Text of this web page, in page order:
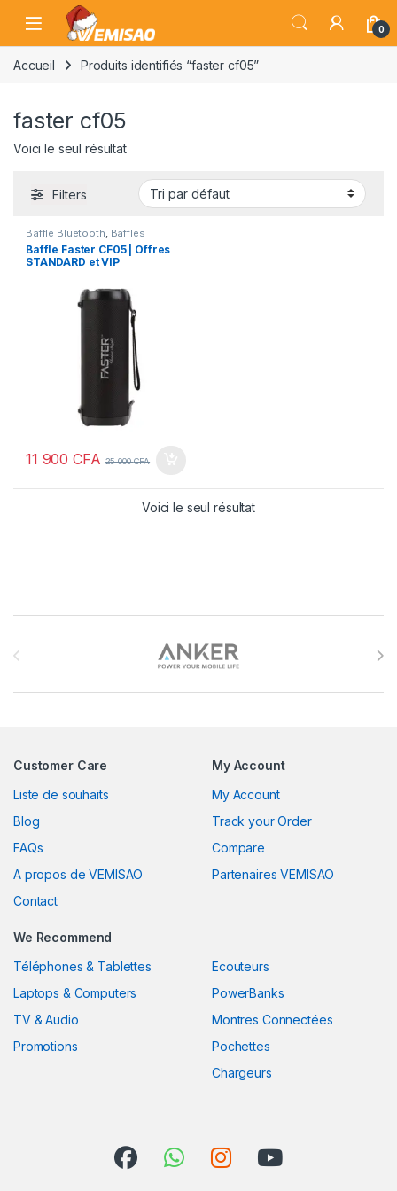
Skip to navigation
Skip to content
Open 0
Accueil Produits identifiés “faster cf05”
faster cf05
Voici le seul résultat
Filters
Baffle Bluetooth Baffles
Bluetooth
Baffle Faster CF05 | Offres
STANDARD et VIP
11 900CFA 25 000CFA
Voici le seul résultat
Customer Care
Liste de souhaits
Blog
FAQs
A propos de VEMISAO
Contact
My Account
My Account
Track your Order
Compare
Partenaires VEMISAO
We Recommend
Téléphones & Tablettes
Laptops & Computers
TV & Audio
Promotions
Ecouteurs
PowerBanks
Montres Connectées
Pochettes
Chargeurs